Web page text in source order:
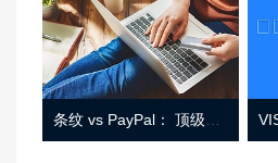
条纹 vs PayPal： 顶级功能， 定价 （和更多！